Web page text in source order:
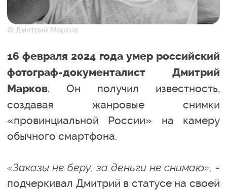
© Дмитрий Марков
16 февраля 2024 года умер российский
фотограф-документалист Дмитрий
Марков. Он получил известность,
создавая жанровые снимки
«провинциальной России» на камеру
обычного смартфона.
«Заказы не беру, за деньги не снимаю», -
подчеркивал Дмитрий в статусе на своей